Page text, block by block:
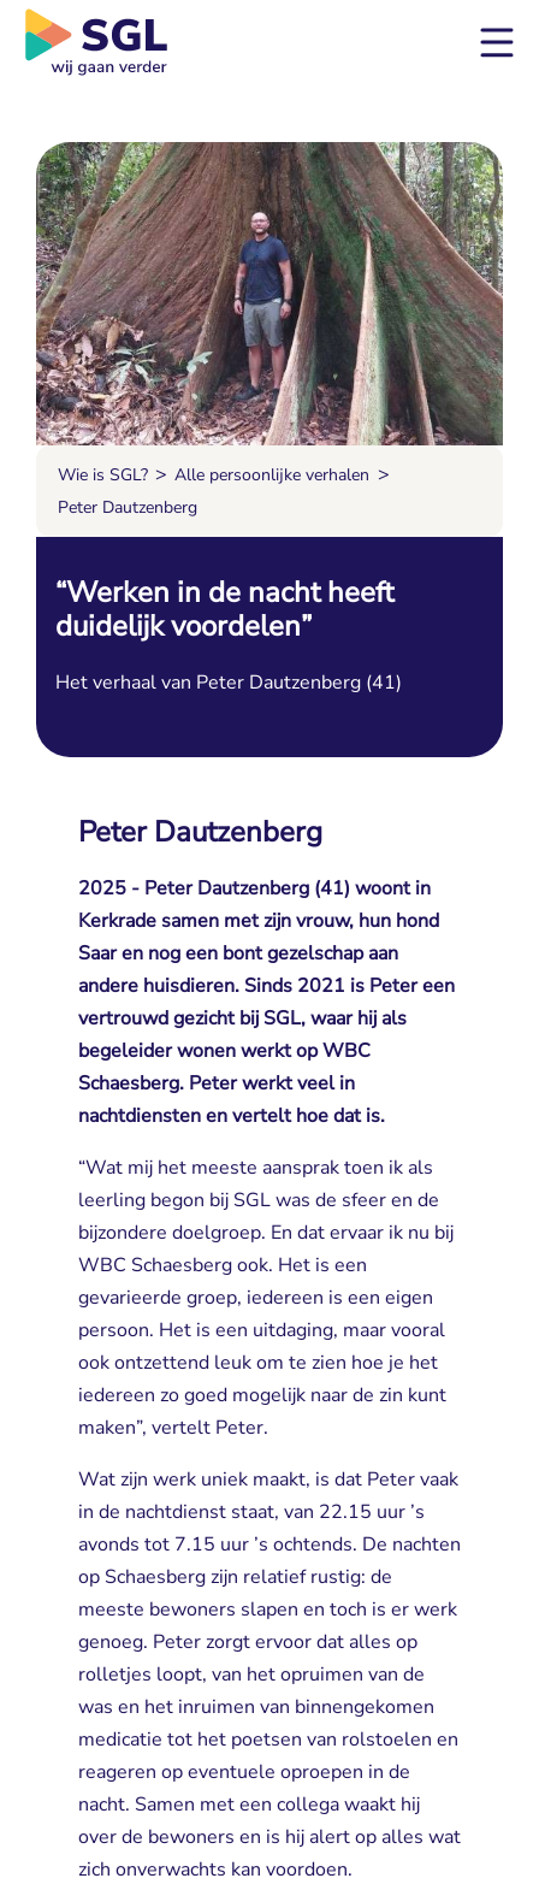
“Werken in de nacht heeft
duidelijk voordelen”
Het verhaal van Peter Dautzenberg (41)
Wie is SGL? > Alle persoonlijke verhalen >
Peter Dautzenberg
Peter Dautzenberg
2025 - Peter Dautzenberg (41) woont in
Kerkrade samen met zijn vrouw, hun hond
Saar en nog een bont gezelschap aan
andere huisdieren. Sinds 2021 is Peter een
vertrouwd gezicht bij SGL, waar hij als
begeleider wonen werkt op WBC
Schaesberg. Peter werkt veel in
nachtdiensten en vertelt hoe dat is.
“Wat mij het meeste aansprak toen ik als
leerling begon bij SGL was de sfeer en de
bijzondere doelgroep. En dat ervaar ik nu bij
WBC Schaesberg ook. Het is een
gevarieerde groep, iedereen is een eigen
persoon. Het is een uitdaging, maar vooral
ook ontzettend leuk om te zien hoe je het
iedereen zo goed mogelijk naar de zin kunt
maken”, vertelt Peter.
Wat zijn werk uniek maakt, is dat Peter vaak
in de nachtdienst staat, van 22.15 uur ’s
avonds tot 7.15 uur ’s ochtends. De nachten
op Schaesberg zijn relatief rustig: de
meeste bewoners slapen en toch is er werk
genoeg. Peter zorgt ervoor dat alles op
rolletjes loopt, van het opruimen van de
was en het inruimen van binnengekomen
medicatie tot het poetsen van rolstoelen en
reageren op eventuele oproepen in de
nacht. Samen met een collega waakt hij
over de bewoners en is hij alert op alles wat
zich onverwachts kan voordoen.